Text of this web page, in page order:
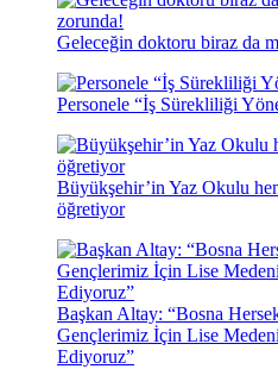
Geleceğin doktoru biraz da
Personele “İş Sürekliliği
Büyükşehir’in Yaz Okulu
öğretiyor
Başkan Altay: “Bosna
Gençlerimiz İçin Lise
Ediyoruz”